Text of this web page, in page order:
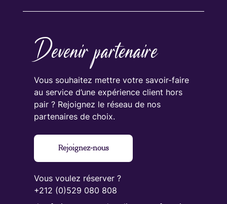
Devenir partenaire
Vous souhaitez mettre votre savoir-faire
au service d’une expérience client hors
pair ? Rejoignez le réseau de nos
partenaires de choix.
Rejoignez-nous
Vous voulez réserver ?
+212 (0)529 080 808